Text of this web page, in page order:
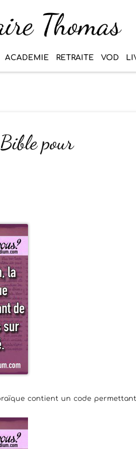
ACADEMIE RETRAITE VOD
pour
contient un code permettant